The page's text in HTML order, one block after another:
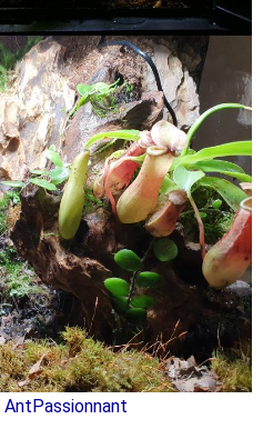
AntPassionnant